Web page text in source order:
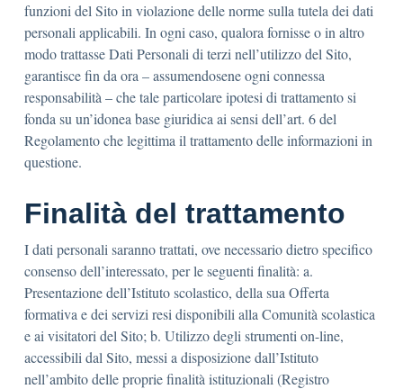
funzioni del Sito in violazione delle norme sulla tutela dei dati
personali applicabili. In ogni caso, qualora fornisse o in altro
modo trattasse Dati Personali di terzi nell’utilizzo del Sito,
garantisce fin da ora – assumendosene ogni connessa
responsabilità – che tale particolare ipotesi di trattamento si
fonda su un’idonea base giuridica ai sensi dell’art. 6 del
Regolamento che legittima il trattamento delle informazioni in
questione.
Finalità del trattamento
I dati personali saranno trattati, ove necessario dietro specifico
consenso dell’interessato, per le seguenti finalità: a.
Presentazione dell’Istituto scolastico, della sua Offerta
formativa e dei servizi resi disponibili alla Comunità scolastica
e ai visitatori del Sito; b. Utilizzo degli strumenti on-line,
accessibili dal Sito, messi a disposizione dall’Istituto
nell’ambito delle proprie finalità istituzionali (Registro